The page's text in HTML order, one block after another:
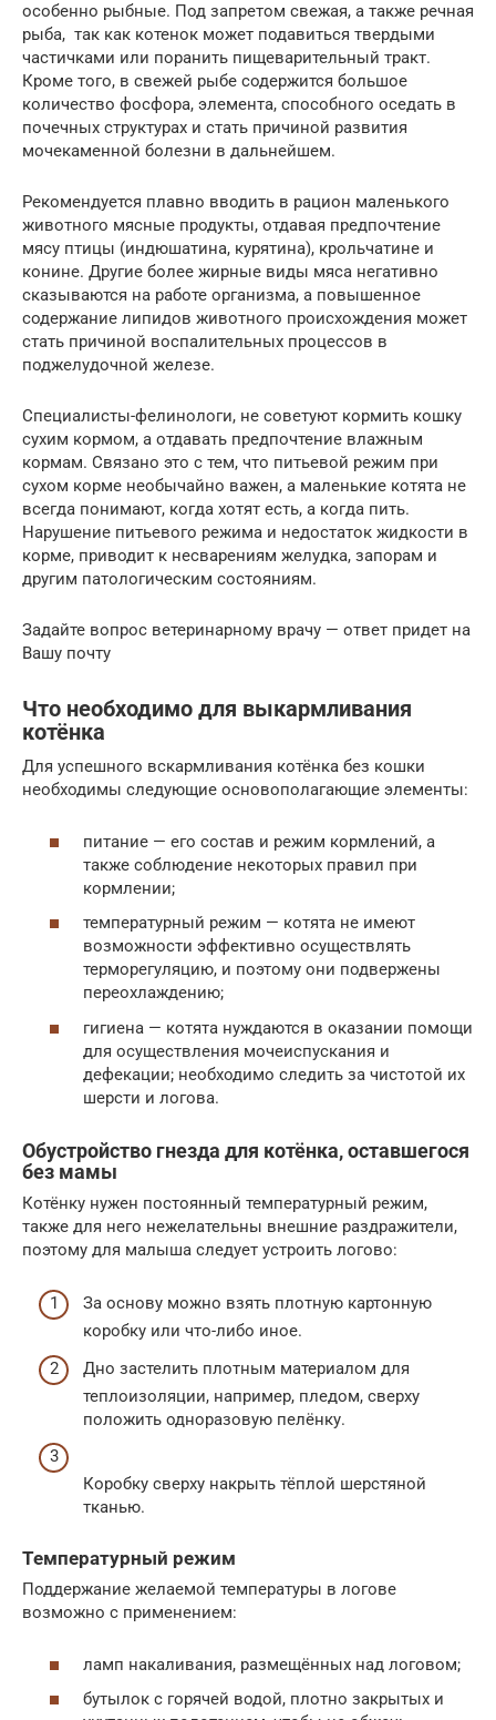
особенно рыбные. Под запретом свежая, а также речная
рыба, так как котенок может подавиться твердыми
частичками или поранить пищеварительный тракт.
Кроме того, в свежей рыбе содержится большое
количество фосфора, элемента, способного оседать в
почечных структурах и стать причиной развития
мочекаменной болезни в дальнейшем.
Рекомендуется плавно вводить в рацион маленького
животного мясные продукты, отдавая предпочтение
мясу птицы (индюшатина, курятина), крольчатине и
конине. Другие более жирные виды мяса негативно
сказываются на работе организма, а повышенное
содержание липидов животного происхождения может
стать причиной воспалительных процессов в
поджелудочной железе.
Специалисты-фелинологи, не советуют кормить кошку
сухим кормом, а отдавать предпочтение влажным
кормам. Связано это с тем, что питьевой режим при
сухом корме необычайно важен, а маленькие котята не
всегда понимают, когда хотят есть, а когда пить.
Нарушение питьевого режима и недостаток жидкости в
корме, приводит к несварениям желудка, запорам и
другим патологическим состояниям.
Задайте вопрос ветеринарному врачу — ответ придет на
Вашу почту
Что необходимо для выкармливания
котёнка
Для успешного вскармливания котёнка без кошки
необходимы следующие основополагающие элементы:
питание — его состав и режим кормлений, а
также соблюдение некоторых правил при
кормлении;
температурный режим — котята не имеют
возможности эффективно осуществлять
терморегуляцию, и поэтому они подвержены
переохлаждению;
гигиена — котята нуждаются в оказании помощи
для осуществления мочеиспускания и
дефекации; необходимо следить за чистотой их
шерсти и логова.
Обустройство гнезда для котёнка, оставшегося
без мамы
Котёнку нужен постоянный температурный режим,
также для него нежелательны внешние раздражители,
поэтому для малыша следует устроить логово:
За основу можно взять плотную картонную
коробку или что-либо иное.
Дно застелить плотным материалом для
теплоизоляции, например, пледом, сверху
положить одноразовую пелёнку.
Коробку сверху накрыть тёплой шерстяной
тканью.
Температурный режим
Поддержание желаемой температуры в логове
возможно с применением:
ламп накаливания, размещённых над логовом;
бутылок с горячей водой, плотно закрытых и